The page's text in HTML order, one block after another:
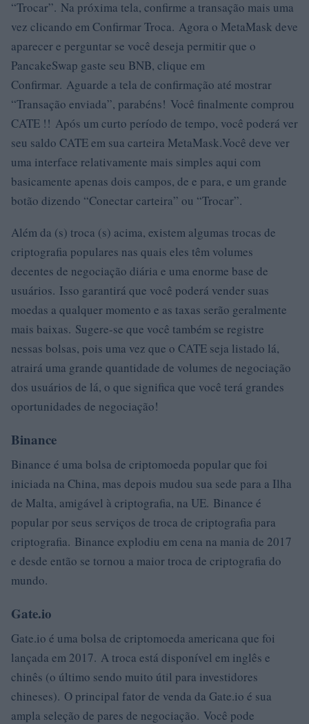
“Trocar”. Na próxima tela, confirme a transação mais uma
vez clicando em Confirmar Troca. Agora o MetaMask deve
aparecer e perguntar se você deseja permitir que o
PancakeSwap gaste seu BNB, clique em
Confirmar. Aguarde a tela de confirmação até mostrar
“Transação enviada”, parabéns! Você finalmente comprou
CATE !! Após um curto período de tempo, você poderá ver
seu saldo CATE em sua carteira MetaMask.Você deve ver
uma interface relativamente mais simples aqui com
basicamente apenas dois campos, de e para, e um grande
botão dizendo “Conectar carteira” ou “Trocar”.
Além da (s) troca (s) acima, existem algumas trocas de
criptografia populares nas quais eles têm volumes
decentes de negociação diária e uma enorme base de
usuários. Isso garantirá que você poderá vender suas
moedas a qualquer momento e as taxas serão geralmente
mais baixas. Sugere-se que você também se registre
nessas bolsas, pois uma vez que o CATE seja listado lá,
atrairá uma grande quantidade de volumes de negociação
dos usuários de lá, o que significa que você terá grandes
oportunidades de negociação!
Binance
Binance é uma bolsa de criptomoeda popular que foi
iniciada na China, mas depois mudou sua sede para a Ilha
de Malta, amigável à criptografia, na UE. Binance é
popular por seus serviços de troca de criptografia para
criptografia. Binance explodiu em cena na mania de 2017
e desde então se tornou a maior troca de criptografia do
mundo.
Gate.io
Gate.io é uma bolsa de criptomoeda americana que foi
lançada em 2017. A troca está disponível em inglês e
chinês (o último sendo muito útil para investidores
chineses). O principal fator de venda da Gate.io é sua
ampla seleção de pares de negociação. Você pode